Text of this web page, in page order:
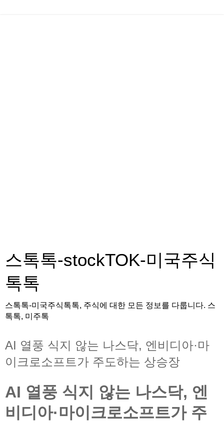
스톡톡-stockTOK-미국주식
톡톡
스톡톡-미국주식톡톡, 주식에 대한 모든 정보를 다룹니다. 스
톡톡, 미주톡
AI 열풍 식지 않는 나스닥, 엔비디아·마
이크로소프트가 주도하는 상승장
AI 열풍 식지 않는 나스닥, 엔
비디아·마이크로소프트가 주